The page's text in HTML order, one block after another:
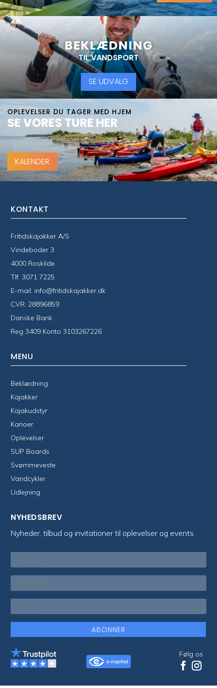
BEKLÆDNING
TIL VANDSPORT
SE UDVALG
OPLEVELSER DU TAGER MED HJEM
SE VORES TURE HER
KALENDER
KONTAKT
Fritidskajakker A/S
Vindeboder 3
4000 Roskilde
Tlf.3071 7225
E-mail: info@fritidskajakker.dk
CVR. 28896859
Danske Bank
Reg 3409 Konto 3103267226
MENU
Beklædning
Kajakker
Kajakudstyr
Kanoer
Oplevelser
SUP Boards
Svømmeveste
Vandcykler
Udlejning
NYHEDSBREV
Nyheder, tilbud og invitationer til oplevelser og events
ABONNER
Følg os